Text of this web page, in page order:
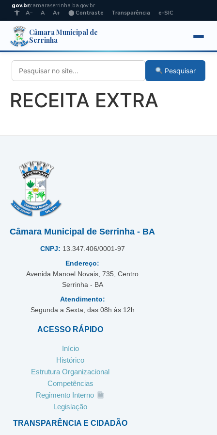
gov.brcamaraserrinha.ba.gov.br
A−
A A+ ⬤ Contraste Transparência e-SIC
Câmara Municipal de
Serrinha
Pesquisar
RECEITA EXTRA
Câmara Municipal de Serrinha - BA
CNPJ: 13.347.406/0001-97
Endereço:
Avenida Manoel Novais, 735, Centro
Serrinha - BA
Atendimento:
Segunda a Sexta, das 08h às 12h
ACESSO RÁPIDO
Início
Histórico
Estrutura Organizacional
Competências
Regimento Interno
Legislação
TRANSPARÊNCIA E CIDADÃO